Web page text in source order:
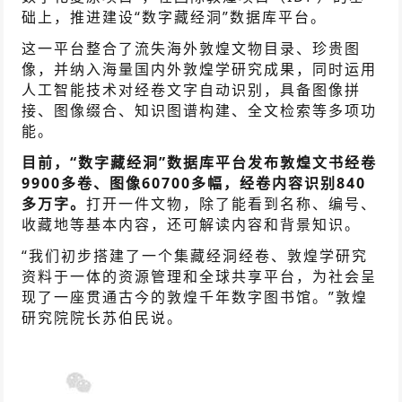
础上，推进建设“数字藏经洞”数据库平台。
这一平台整合了流失海外敦煌文物目录、珍贵图
像，并纳入海量国内外敦煌学研究成果，同时运用
人工智能技术对经卷文字自动识别，具备图像拼
接、图像缀合、知识图谱构建、全文检索等多项功
能。
目前，“数字藏经洞”数据库平台发布敦煌文书经卷
9900多卷、图像60700多幅，经卷内容识别840
多万字。打开一件文物，除了能看到名称、编号、
收藏地等基本内容，还可解读内容和背景知识。
“我们初步搭建了一个集藏经洞经卷、敦煌学研究
资料于一体的资源管理和全球共享平台，为社会呈
现了一座贯通古今的敦煌千年数字图书馆。”敦煌
研究院院长苏伯民说。